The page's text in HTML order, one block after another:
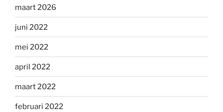
maart 2026
juni 2022
mei 2022
april 2022
maart 2022
februari 2022